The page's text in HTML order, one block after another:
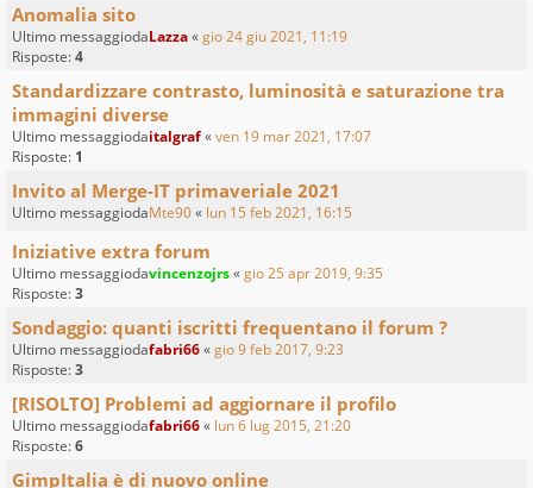
Anomalia sito
Ultimo messaggiodaLazza«gio 24 giu 2021, 11:19
Risposte:4
Standardizzare contrasto, luminosità e saturazione tra
immagini diverse
Ultimo messaggiodaitalgraf«ven 19 mar 2021, 17:07
Risposte: 1
Invito al Merge-IT primaveriale 2021
Ultimo messaggiodaMte90« lun 15 feb 2021, 16:15
Iniziative extra forum
Ultimo messaggiodavincenzojrs«gio 25 apr 2019, 9:35
Risposte:3
Sondaggio: quanti iscritti frequentano il forum ?
Ultimo messaggiodafabri66«gio 9 feb 2017, 9:23
Risposte:3
[RISOLTO] Problemi ad aggiornare il profilo
Ultimo messaggiodafabri66« lun 6 lug 2015, 21:20
Risposte:6
GimpItalia è di nuovo online